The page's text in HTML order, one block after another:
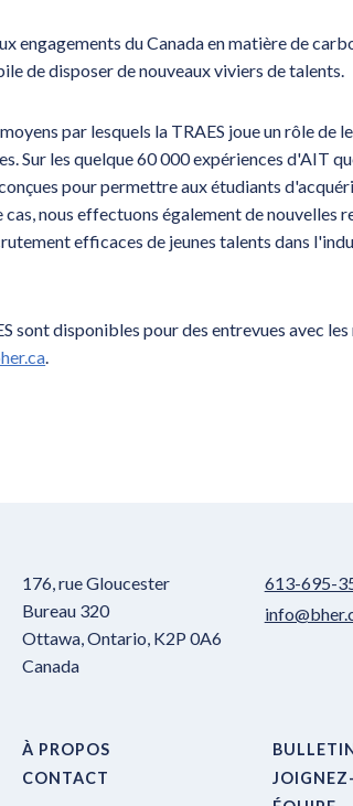
engagements du Canada en matière de
de disposer de nouveaux viviers de talents.
par lesquels la TRAES joue un rôle de
Sur les quelque 60 000 expériences d'AIT
pour permettre aux étudiants
nous effectuons également de nouvelles
efficaces de jeunes talents dans
sont disponibles pour des entrevues avec les
.
176, rue Gloucester
Bureau 320
Ottawa, Ontario, K2P 0A6
Canada
613-695-
À PROPOS
CONTACT